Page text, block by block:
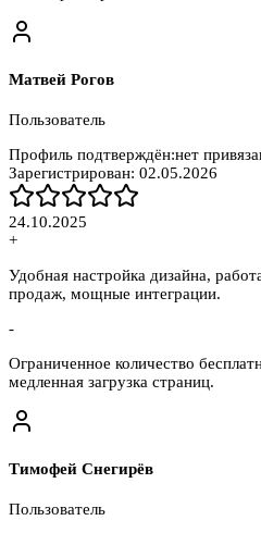
Матвей Рогов
Пользователь
Профиль подтверждён:нет
Зарегистрирован: 02.05.2026
24.10.2025
+
Удобная настройка дизайна,
продаж, мощные интеграции.
-
Ограниченное количество
медленная загрузка страниц.
Тимофей Снегирёв
Пользователь